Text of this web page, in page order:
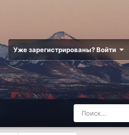
Уже зарегистрированы? Войти